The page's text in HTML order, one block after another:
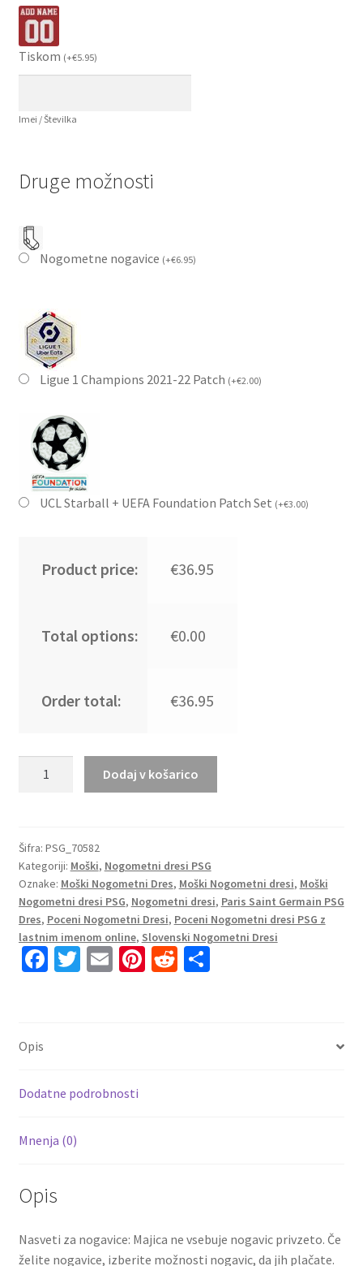
Tiskom (+€5.95)
Imei / Številka
Druge možnosti
Nogometne nogavice (+€6.95)
Ligue 1 Champions 2021-22 Patch (+€2.00)
UCL Starball + UEFA Foundation Patch Set (+€3.00)
Product price: €36.95
Total options: €0.00
Order total: €36.95
Saint-
Germain
PSG
Gostujoči
2023
Kratek
Rokav
BAKKER
količina
Dodaj v košarico
Šifra: PSG_70582
Kategoriji: Moški, Nogometni dresi PSG
Oznake: Moški Nogometni Dres, Moški Nogometni dresi, Moški
Nogometni dresi PSG, Nogometni dresi, Paris Saint Germain PSG
Dres, Poceni Nogometni Dresi, Poceni Nogometni dresi PSG z
lastnim imenom online, Slovenski Nogometni Dresi
Fa
k
T E Pi R S
Opis
Dodatne podrobnosti
Mnenja (0)
Opis
Nasveti za nogavice: Majica ne vsebuje nogavic privzeto. Če
želite nogavice, izberite možnosti nogavic, da jih plačate.